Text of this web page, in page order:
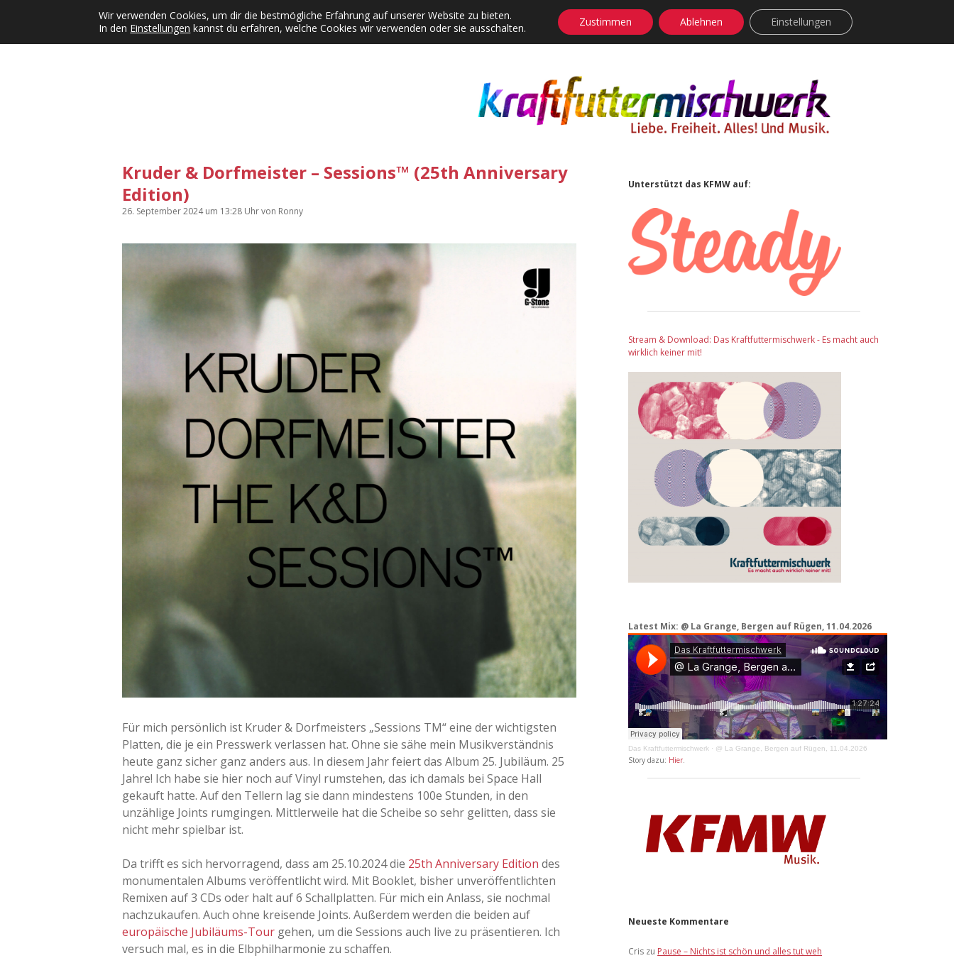
Kategorien Dropdown-Menü öffnen
KFMW-Disco Dates Instagrams Contact Adventskalender Dropdown-Menü öffnen facebook
instagram
rss soundcloud
vimeoBluesky
Kruder & Dorfmeister – Sessions™ (25th Anniversary
Edition)
26. September 2024um 13:28 Uhrvon Ronny
Für mich persönlich ist Kruder & Dorfmeisters „Sessions TM“ eine der wichtigsten
Platten, die je ein Presswerk verlassen hat. Ohne sie sähe mein Musikverständnis
heute ganz sicher ganz anders aus. In diesem Jahr feiert das Album 25. Jubiläum. 25
Jahre! Ich habe sie hier noch auf Vinyl rumstehen, das ich damals bei Space Hall
gekauft hatte. Auf den Tellern lag sie dann mindestens 100e Stunden, in den
unzählige Joints rumgingen. Mittlerweile hat die Scheibe so sehr gelitten, dass sie
nicht mehr spielbar ist.
Da trifft es sich hervorragend, dass am 25.10.2024 die 25th Anniversary Edition des
monumentalen Albums veröffentlicht wird. Mit Booklet, bisher unveröffentlichten
Remixen auf 3 CDs oder halt auf 6 Schallplatten. Für mich ein Anlass, sie nochmal
nachzukaufen. Auch ohne kreisende Joints. Außerdem werden die beiden auf
europäische Jubiläums-Tour gehen, um die Sessions auch live zu präsentieren. Ich
versuch mal, es in die Elbphilharmonie zu schaffen.
Sidebar
Unterstützt das KFMW auf:
Stream & Download: Das Kraftfuttermischwerk - Es macht auch
wirklich keiner mit!
Latest Mix: @ La Grange, Bergen auf Rügen, 11.04.2026
Das Kraftfuttermischwerk · @ La Grange, Bergen auf Rügen, 11.04.2026
Story dazu: Hier.
Neueste Kommentare
Cris zu Pause – Nichts ist schön und alles tut weh
Wir verwenden Cookies, um dir die bestmögliche Erfahrung auf unserer Website zu bieten.
In den Einstellungen kannst du erfahren, welche Cookies wir verwenden oder sie ausschalten. Zustimmen Ablehnen Einstellungen